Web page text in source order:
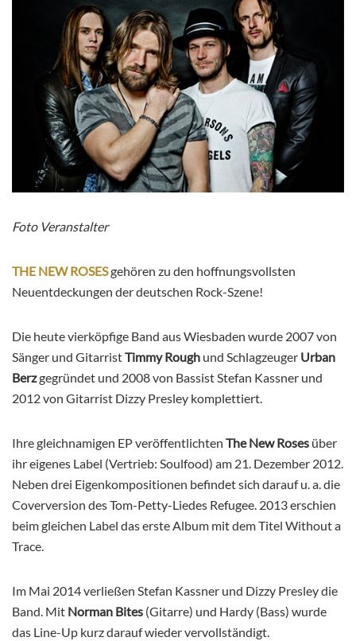
Foto Veranstalter
THE NEW ROSESgehören zu den hoffnungsvollsten
Neuentdeckungen der deutschen Rock-Szene!
Die heute vierköpfige Band aus Wiesbaden wurde 2007 von
Sänger und GitarristTimmy Rough und Schlagzeuger Urban
Berzgegründet und 2008 von Bassist Stefan Kassner und
2012 von Gitarrist Dizzy Presley komplettiert.
Ihre gleichnamigen EP veröffentlichten The New Roses über
ihr eigenes Label (Vertrieb: Soulfood) am 21. Dezember 2012.
Neben drei Eigenkompositionen befindet sich darauf u. a. die
Coverversion des Tom-Petty-Liedes Refugee. 2013 erschien
beim gleichen Label das erste Album mit dem Titel Without a
Trace.
Im Mai 2014 verließen Stefan Kassner und Dizzy Presley die
Band. Mit Norman Bites (Gitarre) und Hardy (Bass) wurde
das Line-Up kurz darauf wieder vervollständigt.